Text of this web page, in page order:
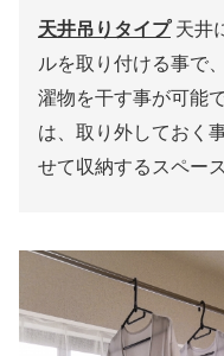
天井吊りタイプ天井
ルを取り付ける事で
濯物を干す事が可能
は、取り外しておく
せて収納するスペー